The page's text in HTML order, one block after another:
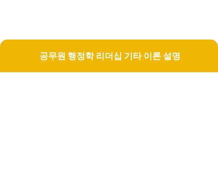
공무원 행정학 리더십 기타 이론 설명